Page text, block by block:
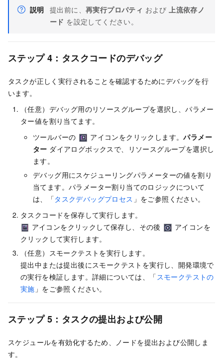
説明 提出前に、 再実行プロパティ および 上流依存ノ
ード を設定してください。
ステップ 4：タスクコードのデバッグ
タスクが正しく実行されることを確認するためにデバッグを行
います。
（任意）デバッグ用のリソースグループを選択し、パラメー
ター値を割り当てます。
ツールバーの
アイコンをクリックします。パラメー
ター ダイアログボックスで、リソースグループを選択し
ます。
デバッグ用にスケジューリングパラメーターの値を割り
当てます。パラメーター割り当てのロジックについて
は、「タスクデバッグプロセス 」をご参照ください。
タスクコードを保存して実行します。
アイコンをクリックして保存し、その後
アイコンを
クリックして実行します。
（任意）スモークテストを実行します。
提出中または提出後にスモークテストを実行し、開発環境で
の実行を検証します。詳細については、「スモークテストの
実施 」をご参照ください。
ステップ 5：タスクの提出および公開
スケジュールを有効化するため、ノードを提出および公開しま
す。